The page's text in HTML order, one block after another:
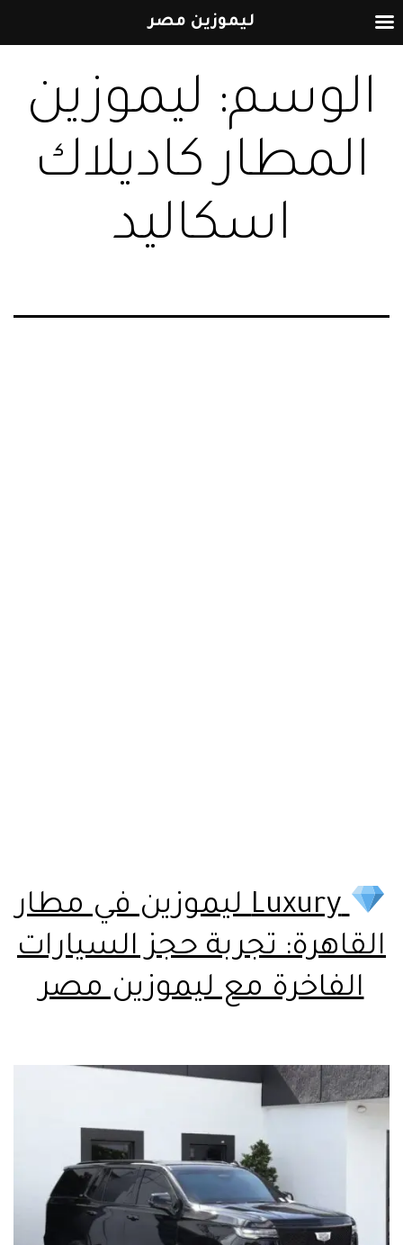
المحتوى
الوسم: ليموزين
المطار كاديلاك
اسكاليد
Luxury ليموزين في مطار
القاهرة: تجربة حجز السيارات
الفاخرة مع ليموزين مصر
ليموزين مصر